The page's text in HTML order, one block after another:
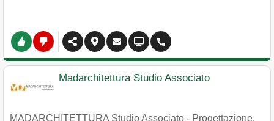
Madarchitettura Studio Associato
MADARCHITETTURA Studio Associato - Progettazione,